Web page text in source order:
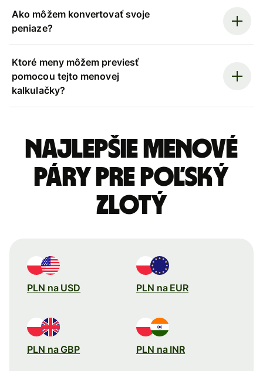
Ako môžem konvertovať svoje
peniaze?
Ktoré meny môžem previesť
pomocou tejto menovej
kalkulačky?
Najlepšie menové
páry pre Poľský
zlotý
PLN na USD PLN na EUR
PLN na GBP PLN na INR